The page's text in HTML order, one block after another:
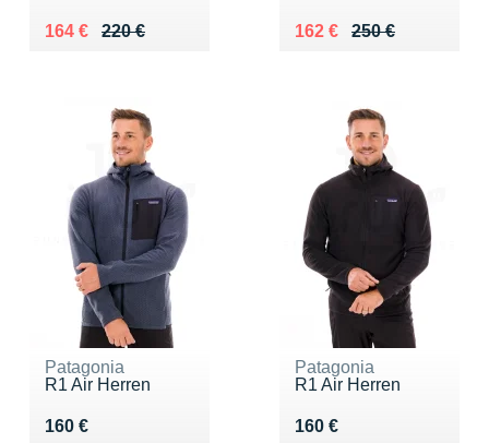
220 €
Au lieu de 220 €
164 €
Vendu 164 € 250 €
Au lieu de 250 €
162 €
Vendu 162 €
Patagonia
R1 Air Herren
160 €
Vendu 160 €
Patagonia
R1 Air Herren
160 €
Vendu 160 €